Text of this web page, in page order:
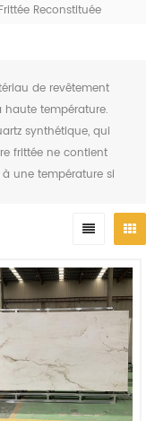
Reconstituée
de revêtement
température.
synthétique, qui
frittée ne contient
une température si
en une fine poudre.
élevées
Les matériaux frittés
extrêmement
comptoirs de cuisine